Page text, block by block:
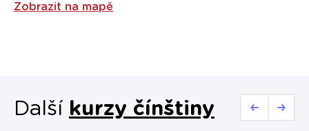
Zobrazit na mapě
Další kurzy čínštiny